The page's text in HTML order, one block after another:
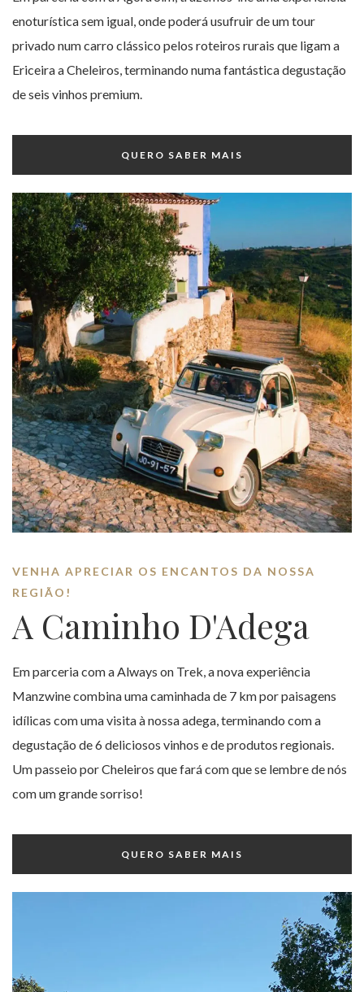
enoturística sem igual, onde poderá usufruir de um tour
privado num carro clássico pelos roteiros rurais que ligam a
Ericeira a Cheleiros, terminando numa fantástica degustação
de seis vinhos premium.
QUERO SABER MAIS
VENHA APRECIAR OS ENCANTOS DA NOSSA
REGIÃO!
A Caminho D'Adega
Em parceria com a Always on Trek, a nova experiência
Manzwine combina uma caminhada de 7 km por paisagens
idílicas com uma visita à nossa adega, terminando com a
degustação de 6 deliciosos vinhos e de produtos regionais.
Um passeio por Cheleiros que fará com que se lembre de nós
com um grande sorriso!
QUERO SABER MAIS